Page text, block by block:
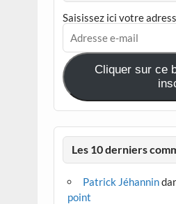
Saisissez ici votre
Adresse
e-
mail
Cliquer sur ce
Les 10 derniers
Patrick Jéhannin
point